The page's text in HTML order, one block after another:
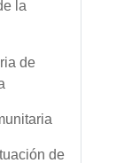
la
de
de